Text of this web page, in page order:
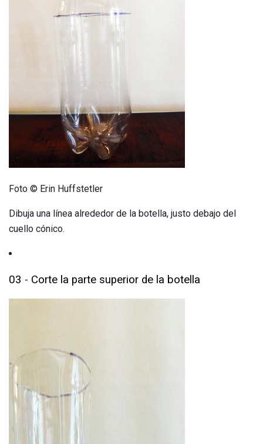
Foto © Erin Huffstetler
Dibuja una línea alrededor de la botella, justo debajo del
cuello cónico.
03 - Corte la parte superior de la botella